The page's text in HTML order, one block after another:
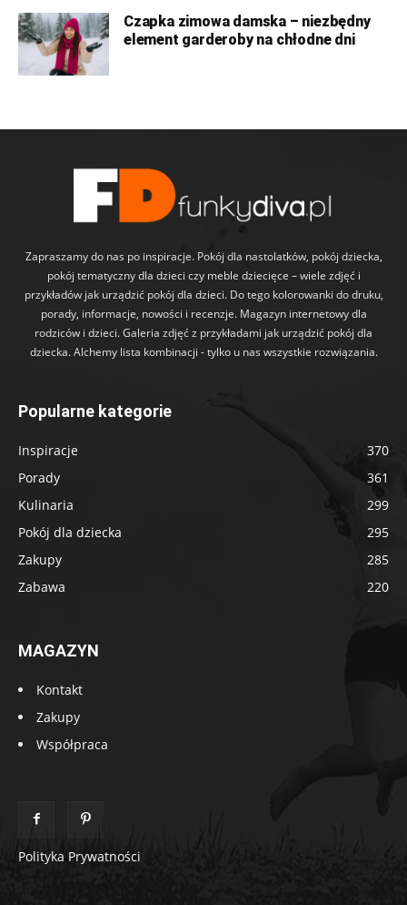
Czapka zimowa damska – niezbędny
element garderoby na chłodne dni
Zapraszamy do nas po inspiracje. Pokój dla nastolatków, pokój dziecka,
pokój tematyczny dla dzieci czy meble dziecięce – wiele zdjęć i
przykładów jak urządzić pokój dla dzieci. Do tego kolorowanki do druku,
porady, informacje, nowości i recenzje. Magazyn internetowy dla
rodziców i dzieci. Galeria zdjęć z przykładami jak urządzić pokój dla
dziecka. Alchemy lista kombinacji - tylko u nas wszystkie rozwiązania.
Popularne kategorie
Inspiracje
370
Porady
361
Kulinaria
299
Pokój dla dziecka
295
Zakupy
285
Zabawa
220
MAGAZYN
Kontakt
Zakupy
Współpraca
Polityka Prywatności